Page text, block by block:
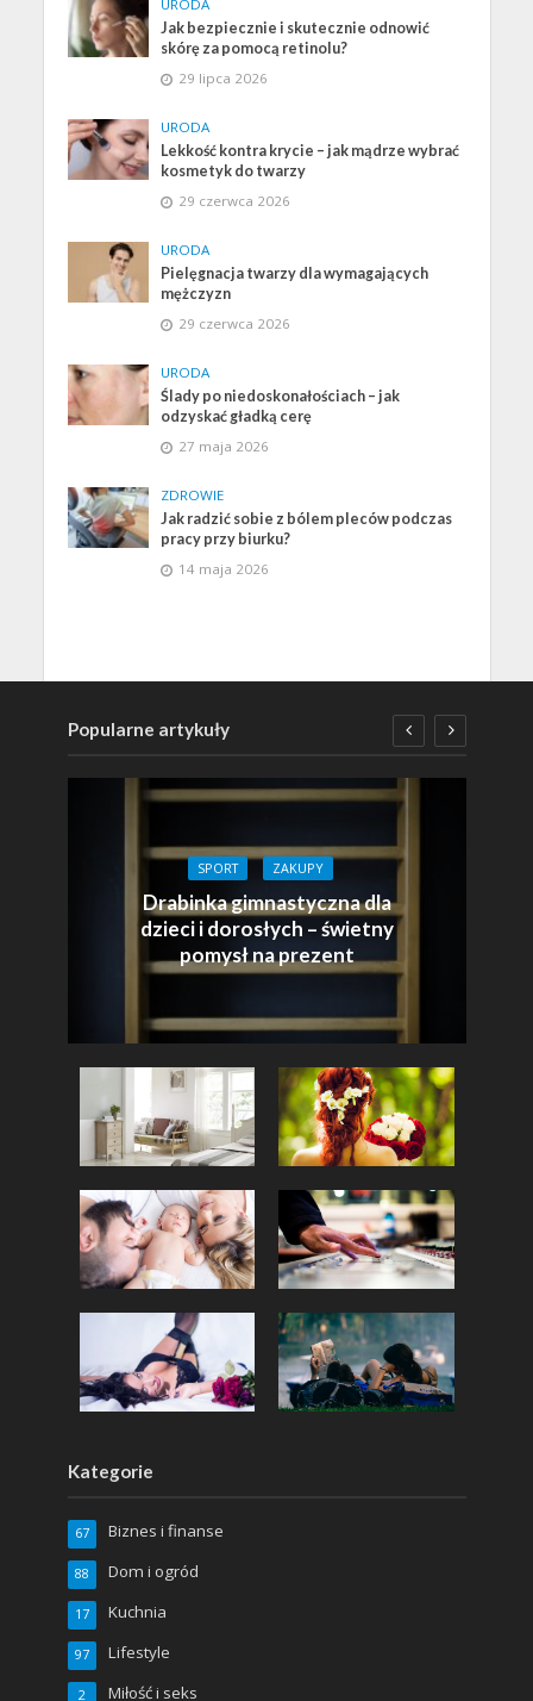
URODA
Jak bezpiecznie i skutecznie odnowić
skórę za pomocą retinolu?
29 lipca 2026
URODA
Lekkość kontra krycie – jak mądrze wybrać
kosmetyk do twarzy
29 czerwca 2026
URODA
Pielęgnacja twarzy dla wymagających
mężczyzn
29 czerwca 2026
URODA
Ślady po niedoskonałościach – jak
odzyskać gładką cerę
27 maja 2026
ZDROWIE
Jak radzić sobie z bólem pleców podczas
pracy przy biurku?
14 maja 2026
Popularne artykuły
SPORT ZAKUPY
Drabinka gimnastyczna dla
dzieci i dorosłych – świetny
pomysł na prezent
Kategorie
Biznes i finanse
67
Dom i ogród
88
Kuchnia
17
Lifestyle
97
Miłość i seks
2